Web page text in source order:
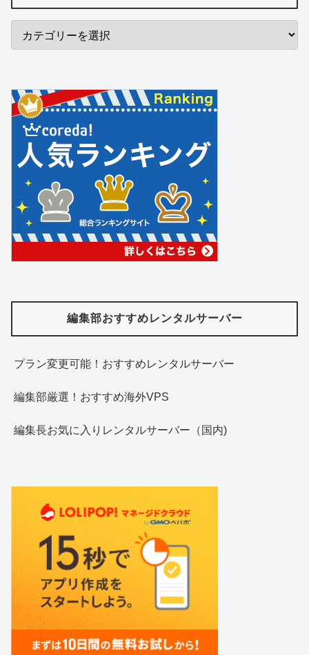
編集部おすすめレンタルサーバー
プラン変更可能！おすすめレンタルサーバー
編集部厳選！おすすめ海外VPS
編集長お気に入りレンタルサーバー（国内)